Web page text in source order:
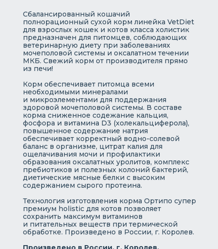
Сбалансированный кошачий
полнорационный сухой корм линейка VetDiet
для взрослых кошек и котов класса холистик
предназначен для питомцев, соблюдающих
ветеринарную диету при заболеваниях
мочеполовой системы и оксалатном течении
МКБ. Свежий корм от производителя прямо
из печи!
Корм обеспечивает питомца всеми
необходимыми минералами
и микроэлементами для поддержания
здоровой мочеполовой системы. В составе
корма сниженное содежание кальция,
фосфора и витамина D3 (холекальциферола),
повышенное содержание натрия
обеспечивает корректный водно-солевой
баланс в организме, цитрат калия для
ощелачивания мочи и профилактики
образования оксалатных уролитов, комплекс
пребиотиков и полезных колоний бактерий,
диетические мясные белки с высоким
содержанием сырого протеина.
Технология изготовления корма Ортипо супер
премиум holistic для котов позволяет
сохранить максимум витаминов
и питательных веществ при термической
обработке. Произведено в России, г. Королев.